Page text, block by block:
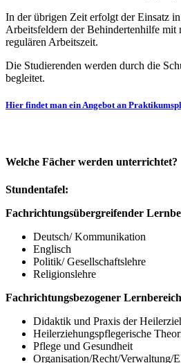
In der übrigen Zeit erfolgt der Einsatz
Arbeitsfeldern der Behindertenhilfe mit
regulären Arbeitszeit.
Die Studierenden werden durch die
begleitet.
Hier findet man ein Angebot an
Welche Fächer werden unterrichtet?
Stundentafel:
Fachrichtungsübergreifender
Deutsch/ Kommunikation
Englisch
Politik/ Gesellschaftslehre
Religionslehre
Fachrichtungsbezogener
Didaktik und Praxis der
Heilerziehungspflegerische
Pflege und Gesundheit
Organisation/Recht/Verwaltung/